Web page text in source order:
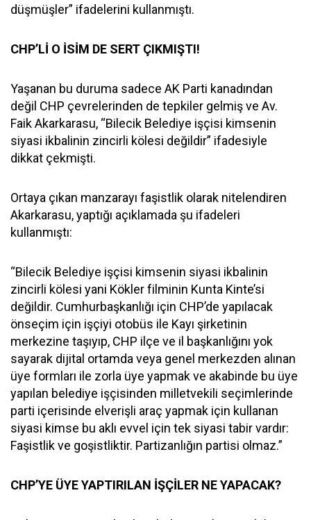
düşmüşler” ifadelerini kullanmıştı.
CHP’Lİ O İSİM DE SERT ÇIKMIŞTI!
Yaşanan bu duruma sadece AK Parti kanadından
değil CHP çevrelerinden de tepkiler gelmiş ve Av.
Faik Akarkarasu, “Bilecik Belediye işçisi kimsenin
siyasi ikbalinin zincirli kölesi değildir” ifadesiyle
dikkat çekmişti.
Ortaya çıkan manzarayı faşistlik olarak nitelendiren
Akarkarasu, yaptığı açıklamada şu ifadeleri
kullanmıştı:
“Bilecik Belediye işçisi kimsenin siyasi ikbalinin
zincirli kölesi yani Kökler filminin Kunta Kinte’si
değildir. Cumhurbaşkanlığı için CHP’de yapılacak
önseçim için işçiyi otobüs ile Kayı şirketinin
merkezine taşıyıp, CHP ilçe ve il başkanlığını yok
sayarak dijital ortamda veya genel merkezden alınan
üye formları ile zorla üye yapmak ve akabinde bu üye
yapılan belediye işçisinden milletvekili seçimlerinde
parti içerisinde elverişli araç yapmak için kullanan
siyasi kimse bu aklı evvel için tek siyasi tabir vardır:
Faşistlik ve goşistliktir. Partizanlığın partisi olmaz.”
CHP’YE ÜYE YAPTIRILAN İŞÇİLER NE YAPACAK?